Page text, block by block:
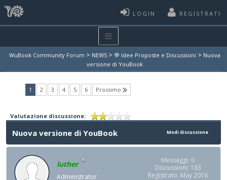
LOGIN REGISTRATI
WuBook Community Forum > NEWS > 💬 Idee Proposte e Discussioni > Nuova
versione di YouBook
1 (current)
2 3 4 5 6 Prossimo
Valutazione discussione:
Modi discussione
Nuova versione di YouBook
luther
Administrator
Messaggi: 0
Discussioni: 183
Registrato: May 2016